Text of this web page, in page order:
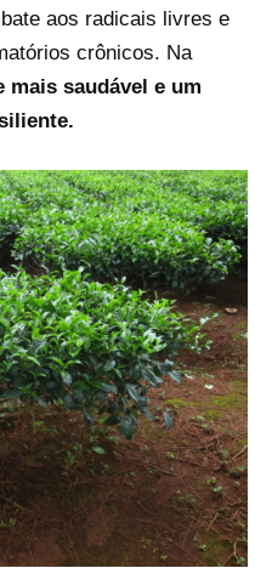
aos radicais livres e
crônicos. Na
mais saudável e um